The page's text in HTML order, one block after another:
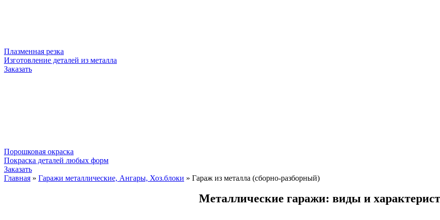
Плазменная резка
Изготовление деталей из металла
Заказать
Порошковая окраска
Покраска деталей любых форм
Заказать
Главная » Гаражи металлические, Ангары, Хоз.блоки » Гараж из металла (сборно-разборный)
Металлические гаражи: виды и